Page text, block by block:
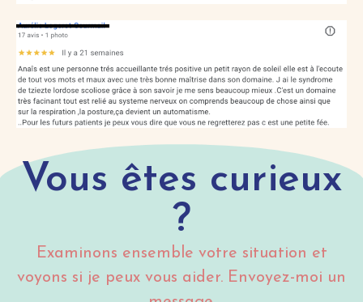
Vous êtes curieux
?
Examinons ensemble votre situation et
voyons si je peux vous aider. Envoyez-moi un